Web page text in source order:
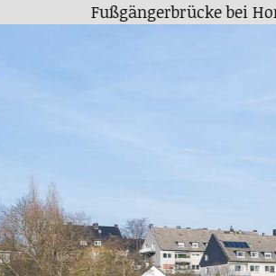
Fußgängerbrücke bei